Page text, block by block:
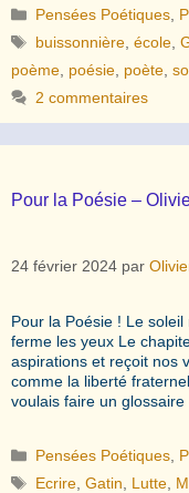
Catégories
Pensées Poétiques
Étiquettes
buissonnière ,école ,
poème poésie poète
2 commentaires
Pour la Poésie –
24 février 2024 par
Pour la Poésie ! Le soleil
ferme les yeux Le
aspirations et reçoit nos
comme la liberté
voulais faire un
Catégories
Pensées Poétiques
Étiquettes
Ecrire ,Gatin Lutte